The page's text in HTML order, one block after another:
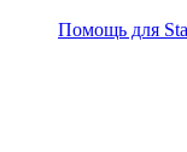
Помощь для